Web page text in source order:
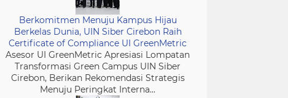
Berkomitmen Menuju Kampus Hijau
Berkelas Dunia, UIN Siber Cirebon Raih
Certificate of Compliance UI GreenMetric
Asesor UI GreenMetric Apresiasi Lompatan
Transformasi Green Campus UIN Siber
Cirebon, Berikan Rekomendasi Strategis
Menuju Peringkat Interna...